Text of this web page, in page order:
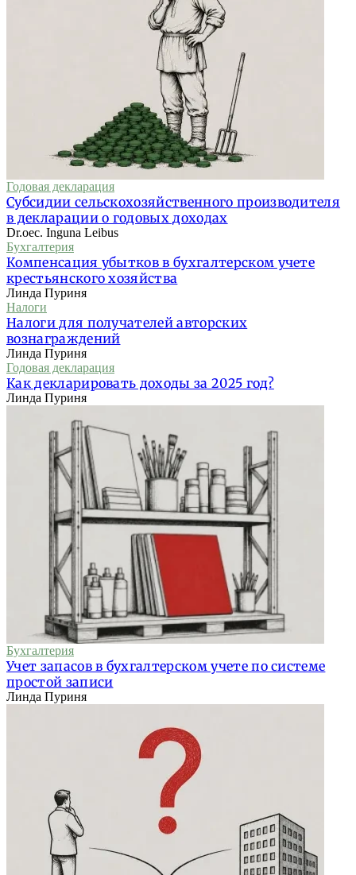
Годовая декларация
Субсидии сельскохозяйственного производителя
в декларации о годовых доходах
Dr.oec. Inguna Leibus
Бухгалтерия
Компенсация убытков в бухгалтерском учете
крестьянского хозяйства
Линда Пуриня
Налоги
Налоги для получателей авторских
вознаграждений
Линда Пуриня
Годовая декларация
Как декларировать доходы за 2025 год?
Линда Пуриня
Бухгалтерия
Учет запасов в бухгалтерском учете по системе
простой записи
Линда Пуриня